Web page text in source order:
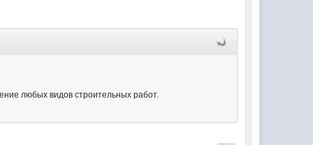
любых видов строительных работ.